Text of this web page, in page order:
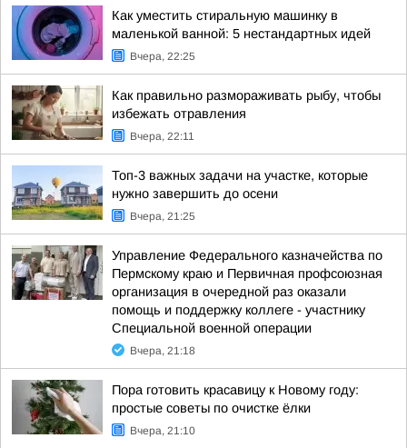
Как уместить стиральную машинку в
маленькой ванной: 5 нестандартных идей
Вчера, 22:25
Как правильно размораживать рыбу, чтобы
избежать отравления
Вчера, 22:11
Топ-3 важных задачи на участке, которые
нужно завершить до осени
Вчера, 21:25
Управление Федерального казначейства по
Пермскому краю и Первичная профсоюзная
организация в очередной раз оказали
помощь и поддержку коллеге - участнику
Специальной военной операции
Вчера, 21:18
Пора готовить красавицу к Новому году:
простые советы по очистке ёлки
Вчера, 21:10